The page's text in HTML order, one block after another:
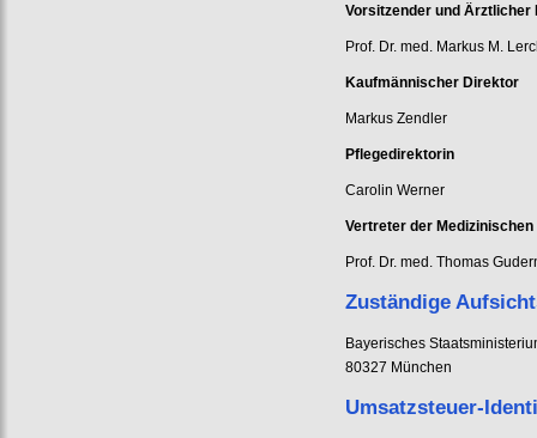
Vorsitzender und Ärztlicher
Prof. Dr. med. Markus M.
Kaufmännischer Direktor
Markus Zendler
Pflegedirektorin
Carolin Werner
Vertreter der Medizinischen
Prof. Dr. med. Thomas
Zuständige
Bayerisches
80327 München
Umsatzsteuer-